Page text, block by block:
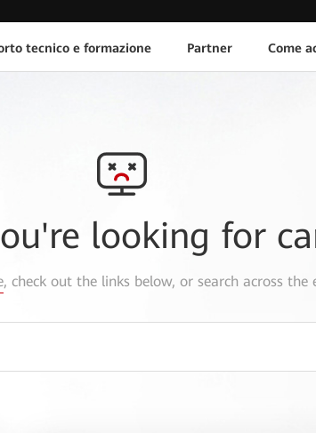
tecnico e formazione Partner Come
looking for
, check out the links below, or search across the